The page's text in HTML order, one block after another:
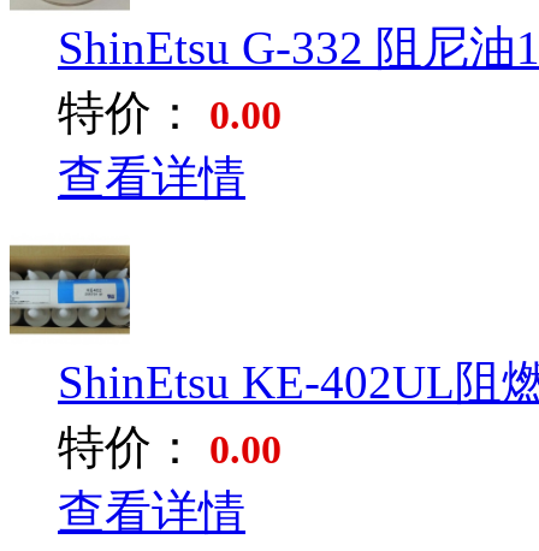
ShinEtsu G-332 阻尼油
特价：
0.00
查看详情
ShinEtsu KE-402UL阻
特价：
0.00
查看详情